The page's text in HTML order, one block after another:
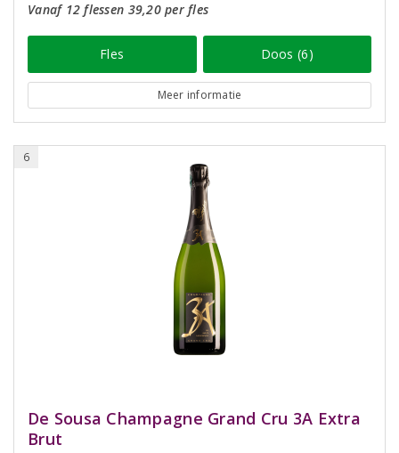
Vanaf 12 flessen 39,20 per fles
Fles Doos (6)
Meer informatie
6
De Sousa Champagne Grand Cru 3A Extra
Brut